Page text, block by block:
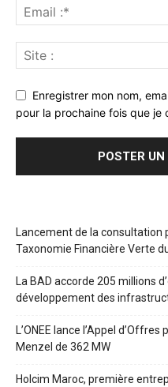
Enregistrer mon nom,
pour la prochaine fois que je
Lancement de la consultation
Taxonomie Financière Verte
La BAD accorde 205 millions
développement des
L’ONEE lance l’Appel
Menzel de 362 MW
Holcim Maroc, première